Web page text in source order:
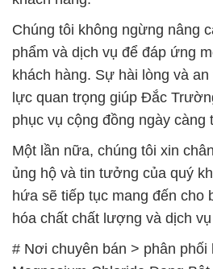
Chúng tôi không ngừng nâng
phẩm và dịch vụ để đáp ứng
khách hàng. Sự hài lòng và
lực quan trọng giúp Đắc
phục vụ cộng đồng ngày càng
Một lần nữa, chúng tôi xin
ủng hộ và tin tưởng của quý
hứa sẽ tiếp tục mang đến cho
hóa chất chất lượng và dịch
# Nơi chuyên bán > phân phối